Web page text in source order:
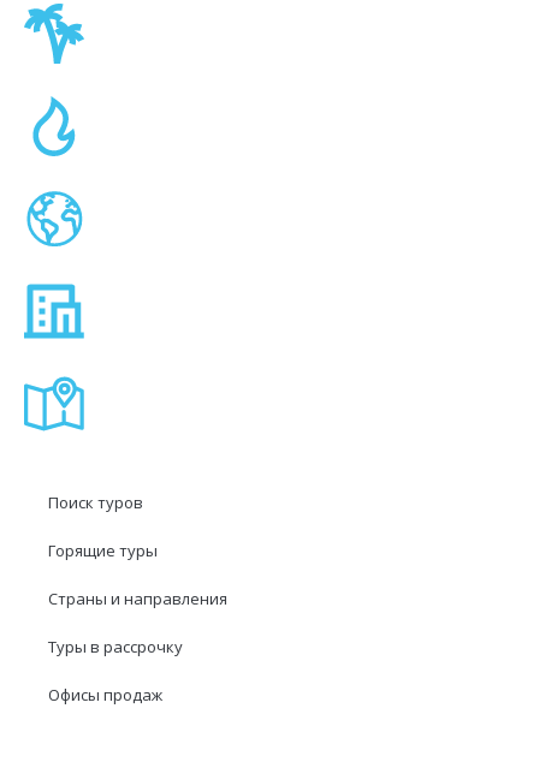
Поиск туров
Горящие туры
Страны и направления
Туры в рассрочку
Офисы продаж